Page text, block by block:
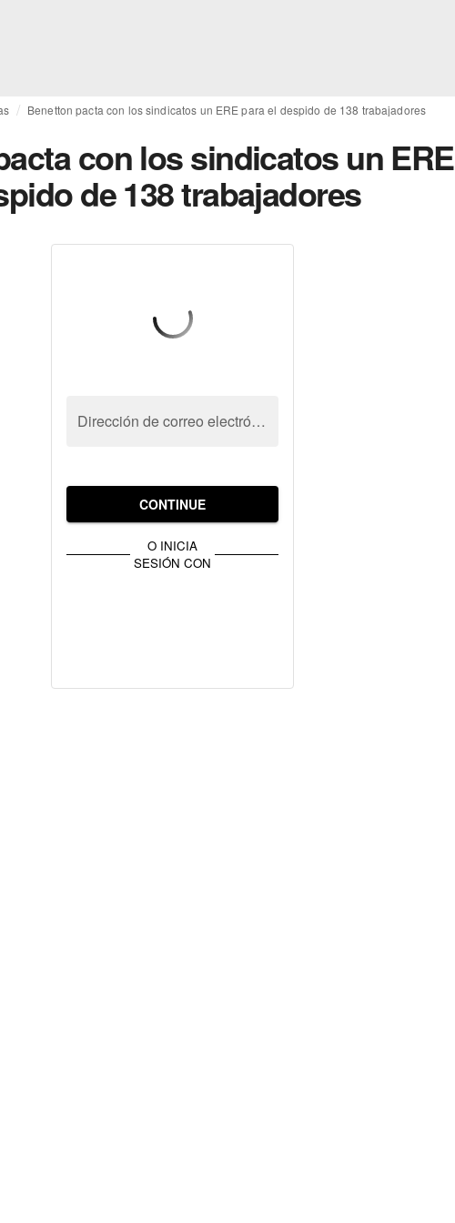
Benetton pacta con los sindicatos un ERE para el despido de 138 trabajadores
con los sindicatos un ERE
de 138 trabajadores
Dirección de correo electrónico
CONTINUE
O INICIA
SESIÓN CON